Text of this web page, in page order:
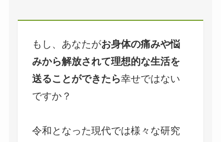
もし、あなたがお身体の痛みや悩
みから解放されて理想的な生活を
送ることができたら幸せではない
ですか？
令和となった現代では様々な研究